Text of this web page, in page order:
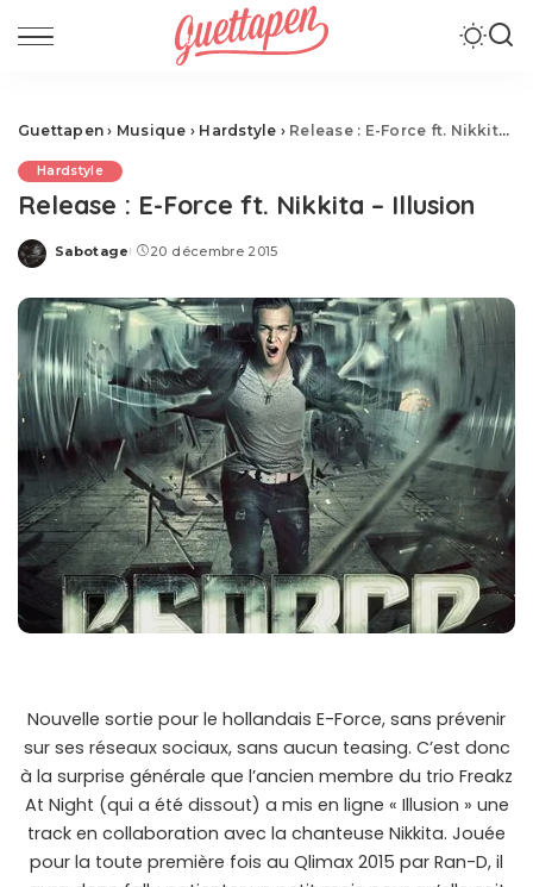
Guettapen › Musique › Hardstyle › Release : E-Force ft. Nikkita – Illusion
Hardstyle
Release : E-Force ft. Nikkita – Illusion
Posted
Sabotage 20 décembre 2015
Nouvelle sortie pour le hollandais E-Force, sans prévenir
sur ses réseaux sociaux, sans aucun teasing. C’est donc
à la surprise générale que l’ancien membre du trio Freakz
At Night (qui a été dissout) a mis en ligne « Illusion » une
track en collaboration avec la chanteuse Nikkita. Jouée
pour la toute première fois au Qlimax 2015 par Ran-D, il